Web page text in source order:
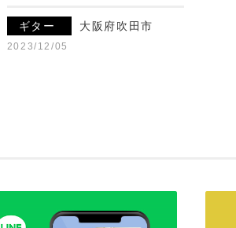
ギター 大阪府吹田市
2023/12/05